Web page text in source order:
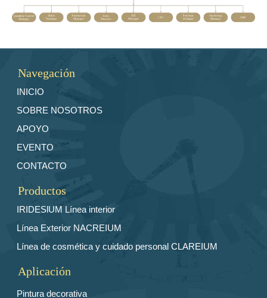
Navegación
INICIO
SOBRE NOSOTROS
APOYO
EVENTO
CONTACTO
Productos
IRIDESlUM Línea interior
Línea Exterior NACREIUM
Línea de cosmética y cuidado personal CLAREIUM
Aplicación
Pintura decorativa